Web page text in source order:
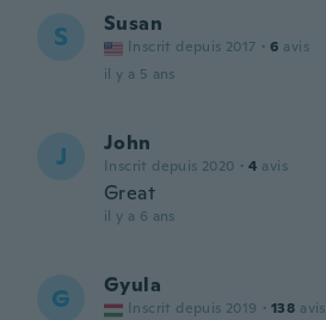
S Susan
Inscrit depuis 2017 · 6 avis
il y a 5 ans
J John
Inscrit depuis 2020 · 4 avis
Great
il y a 6 ans
G Gyula
Inscrit depuis 2019 · 138 avis